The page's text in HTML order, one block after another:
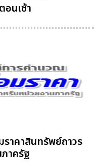
อนเช้า
าคาสินทรัพย์ถาวร
าครัฐ